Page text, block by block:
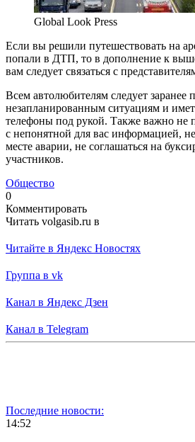
Global Look Press
Если вы решили путешествовать на
попали в ДТП, то в дополнение к
вам следует связаться с
Всем автолюбителям следует заранее
незапланированным ситуациям и
телефоны под рукой. Также важно не
с непонятной для вас информацией,
месте аварии, не соглашаться на
участников.
Общество
0
Комментировать
Читать volgasib.ru в
Читайте в Яндекс Новостях
Группа в vk
Канал в Яндекс Дзен
Канал в Telegram
Последние новости:
14:52